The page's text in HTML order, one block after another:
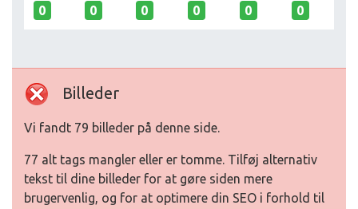
0 0 0 0 0 0
Billeder
Vi fandt 79 billeder på denne side.
77 alt tags mangler eller er tomme. Tilføj alternativ
tekst til dine billeder for at gøre siden mere
brugervenlig, og for at optimere din SEO i forhold til